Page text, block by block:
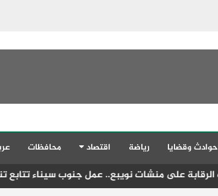
حوادث وقضايا رياضة اقتصاد محافظات
نويبع.. عمل جنوب سيناء تتابع تنفيذ قانون